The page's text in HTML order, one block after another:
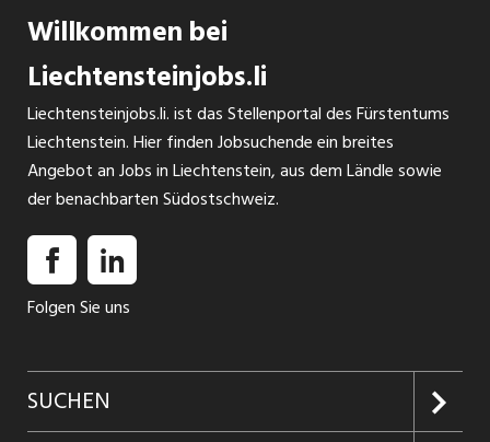
Willkommen bei
Liechtensteinjobs.li
Liechtensteinjobs.li. ist das Stellenportal des Fürstentums
Liechtenstein. Hier finden Jobsuchende ein breites
Angebot an Jobs in Liechtenstein, aus dem Ländle sowie
der benachbarten Südostschweiz.
Folgen Sie uns
SUCHEN